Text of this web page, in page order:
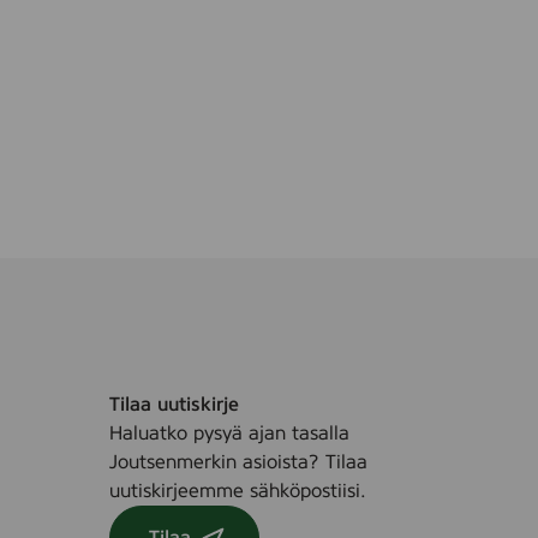
Tilaa uutiskirje
Haluatko pysyä ajan tasalla
Joutsenmerkin asioista? Tilaa
uutiskirjeemme sähköpostiisi.